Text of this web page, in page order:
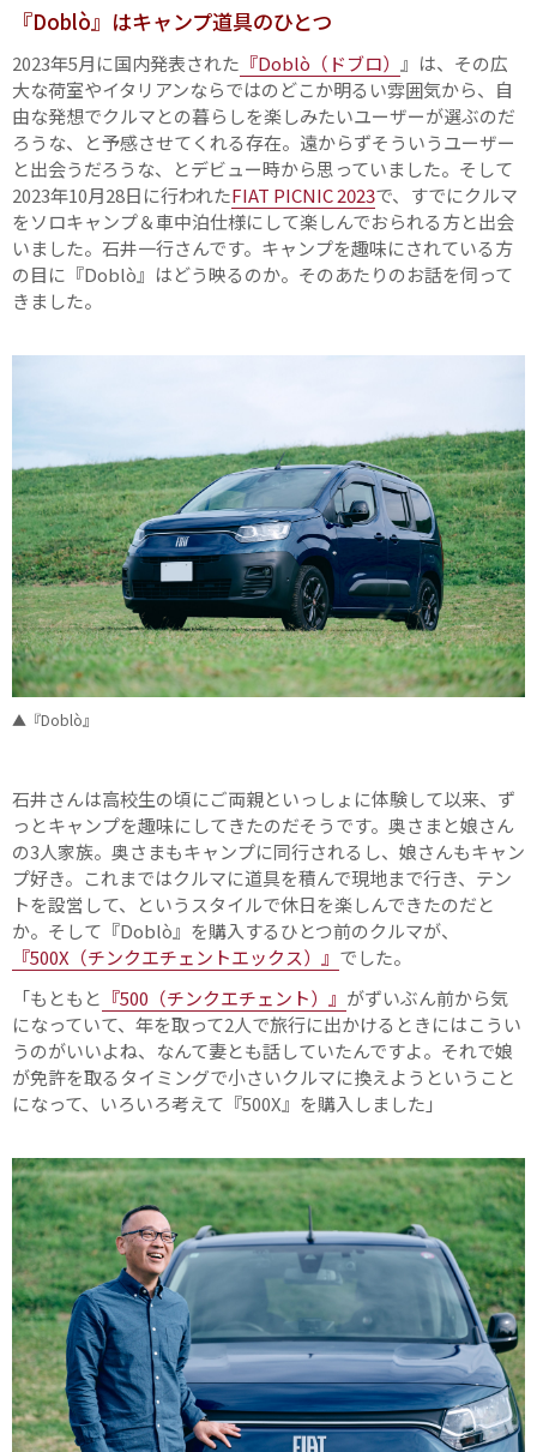
『Doblò』はキャンプ道具のひとつ
2023年5月に国内発表された 『Doblò（ドブロ）
』は、その広
大な荷室やイタリアンならではのどこか明るい雰囲気から、自
由な発想でクルマとの暮らしを楽しみたいユーザーが選ぶのだ
ろうな、と予感させてくれる存在。遠からずそういうユーザー
と出会うだろうな、とデビュー時から思っていました。そして
2023年10月28日に行われたFIAT PICNIC 2023で、すでにクルマ
をソロキャンプ＆車中泊仕様にして楽しんでおられる方と出会
いました。石井一行さんです。キャンプを趣味にされている方
の目に『Doblò』はどう映るのか。そのあたりのお話を伺って
きました。
▲『Doblò』
石井さんは高校生の頃にご両親といっしょに体験して以来、ず
っとキャンプを趣味にしてきたのだそうです。奥さまと娘さん
の3人家族。奥さまもキャンプに同行されるし、娘さんもキャン
プ好き。これまではクルマに道具を積んで現地まで行き、テン
トを設営して、というスタイルで休日を楽しんできたのだと
か。そして『Doblò』を購入するひとつ前のクルマが、
『500X（チンクエチェントエックス）』 でした。
「もともと 『500（チンクエチェント）』 がずいぶん前から気
になっていて、年を取って2人で旅行に出かけるときにはこうい
うのがいいよね、なんて妻とも話していたんですよ。それで娘
が免許を取るタイミングで小さいクルマに換えようということ
になって、いろいろ考えて『500X』を購入しました」